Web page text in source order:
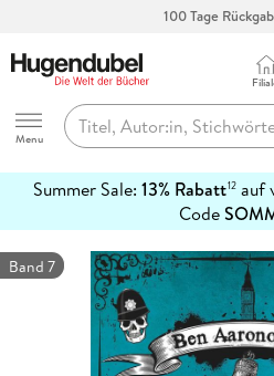
100 Tage
Hugendubel
Menu
Summer Sale: 13% Rabatt12auf
Code
erfahren
Band 7